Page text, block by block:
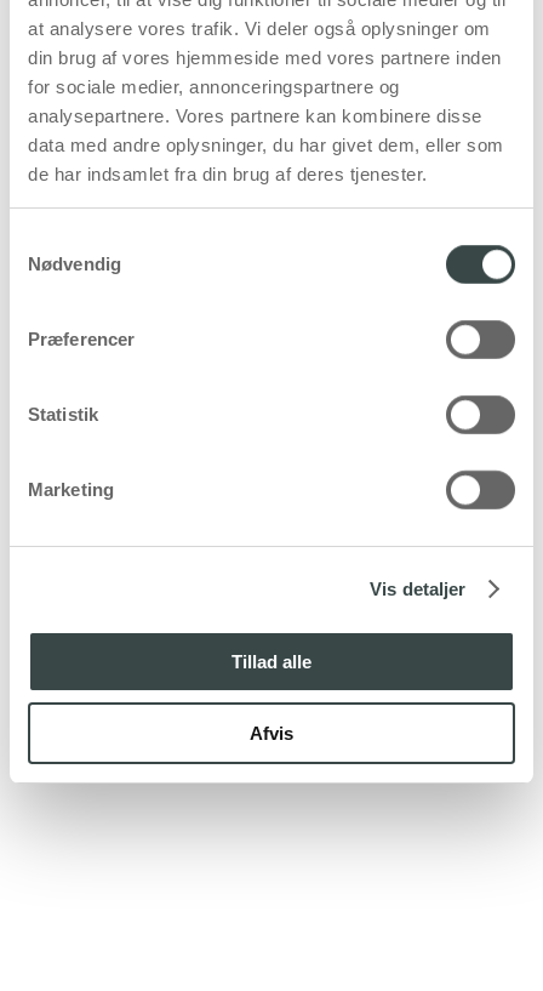
at analysere vores trafik. Vi deler også oplysninger om
din brug af vores hjemmeside med vores partnere inden
for sociale medier, annonceringspartnere og
analysepartnere. Vores partnere kan kombinere disse
data med andre oplysninger, du har givet dem, eller som
de har indsamlet fra din brug af deres tjenester.
Nødvendig
Præferencer
Statistik
Marketing
Vis detaljer
Tillad alle
Afvis